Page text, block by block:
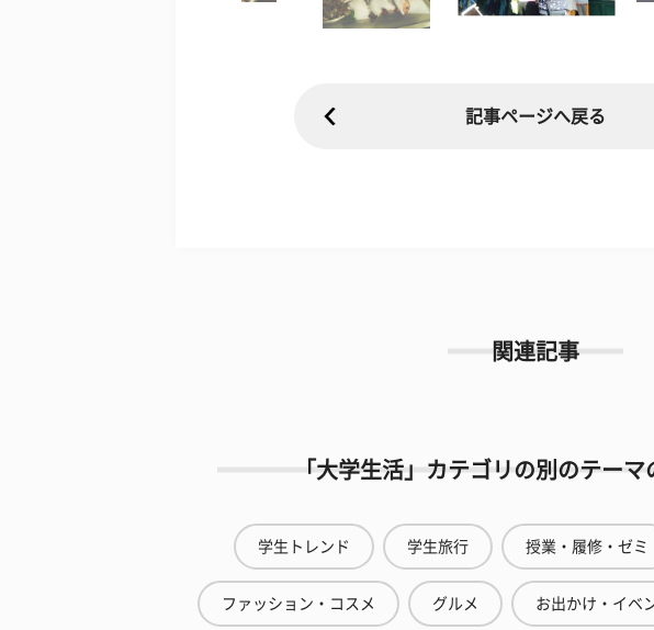
記事ページへ戻る
関連記事
「大学生活」カテゴリの別のテーマ
学生トレンド 学生旅行 授業・履修・ゼミ
ファッション・コスメ グルメ お出かけ・イベ